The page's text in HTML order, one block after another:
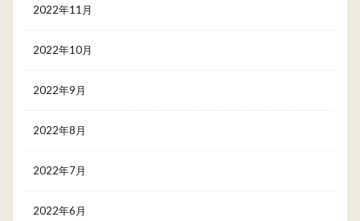
2022年11月
2022年10月
2022年9月
2022年8月
2022年7月
2022年6月